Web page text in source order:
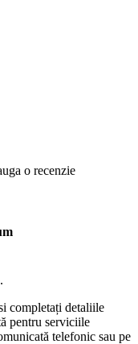
o recenzie
completați detaliile
pentru serviciile
telefonic sau pe